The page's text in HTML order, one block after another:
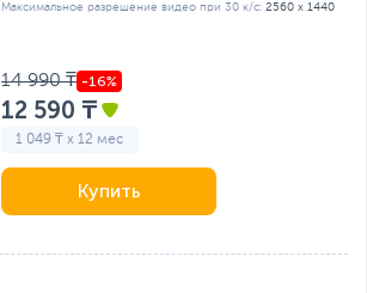
Максимальное разрешение видео при 30 к/с: 2560 x 1440
14 990 ₸
12 590 ₸
1 049 ₸ x 12 мес
Купить